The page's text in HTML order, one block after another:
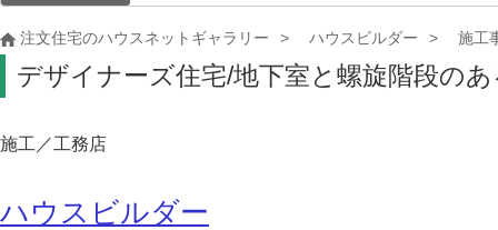
注文住宅のハウスネットギャラリー ハウスビルダー 施工
デザイナーズ住宅/地下室と螺旋階段の
施工／工務店
ハウスビルダー